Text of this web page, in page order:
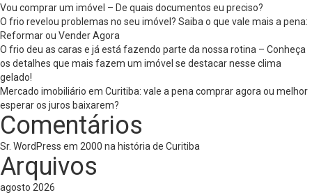
Vou comprar um imóvel – De quais documentos eu preciso?
O frio revelou problemas no seu imóvel? Saiba o que vale mais a pena:
Reformar ou Vender Agora
O frio deu as caras e já está fazendo parte da nossa rotina – Conheça
os detalhes que mais fazem um imóvel se destacar nesse clima
gelado!
Mercado imobiliário em Curitiba: vale a pena comprar agora ou melhor
esperar os juros baixarem?
Comentários
Sr. WordPress em 2000 na história de Curitiba
Arquivos
agosto 2026